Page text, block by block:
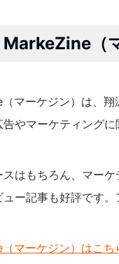
（
マーケジン）は、
告やマーケティング
スはもちろん、マー
ー記事も好評です
マーケジン）はこち